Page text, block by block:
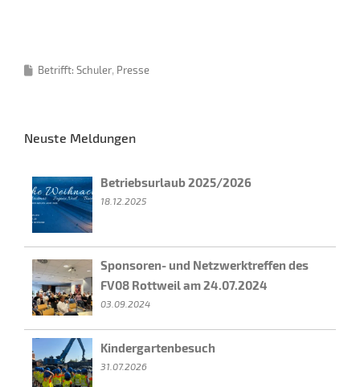
Betrifft: Schuler Presse
Neuste Meldungen
Betriebsurlaub 2025/2026
18.12.2025
Sponsoren- und Netzwerktreffen des
FV08 Rottweil am 24.07.2024
03.09.2024
Kindergartenbesuch
31.07.2026